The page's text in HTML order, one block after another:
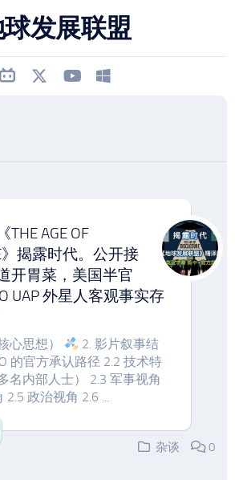
发展联盟
AGE OF
》揭露时代。公开接
开胃菜，美国半官
UAP 外星人客观事实存
心思想）
2. 影片叙事结
的官方承认路径 2.2 技术特
名内部人士） 2.3 军事视角
2.5 政治视角 2.6 ...
杂谈
0